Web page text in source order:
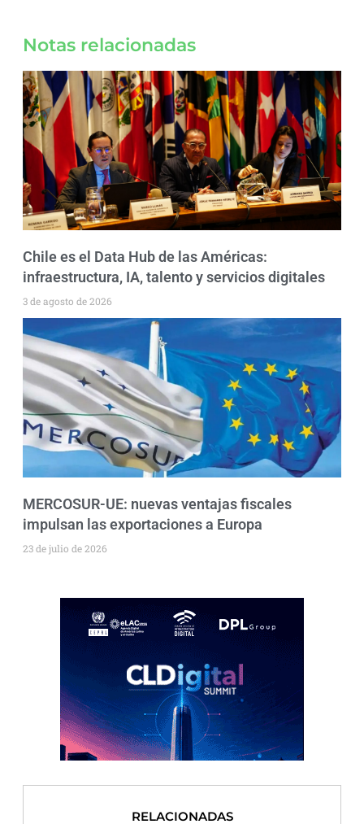
Notas relacionadas
Chile es el Data Hub de las Américas:
infraestructura, IA, talento y servicios digitales
3 de agosto de 2026
MERCOSUR-UE: nuevas ventajas fiscales
impulsan las exportaciones a Europa
23 de julio de 2026
RELACIONADAS